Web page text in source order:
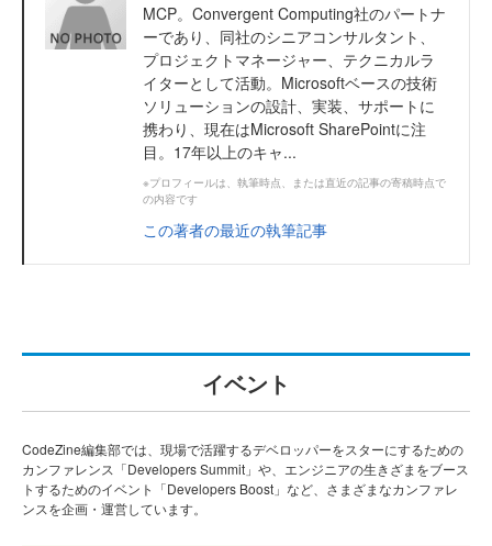
MCP。Convergent Computing社のパートナ
ーであり、同社のシニアコンサルタント、
プロジェクトマネージャー、テクニカルラ
イターとして活動。Microsoftベースの技術
ソリューションの設計、実装、サポートに
携わり、現在はMicrosoft SharePointに注
目。17年以上のキャ...
※プロフィールは、執筆時点、または直近の記事の寄稿時点で
の内容です
この著者の最近の執筆記事
イベント
CodeZine編集部では、現場で活躍するデベロッパーをスターにするための
カンファレンス「Developers Summit」や、エンジニアの生きざまをブース
トするためのイベント「Developers Boost」など、さまざまなカンファレ
ンスを企画・運営しています。